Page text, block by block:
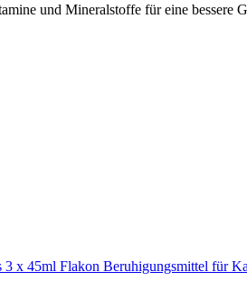
und Mineralstoffe für eine bessere